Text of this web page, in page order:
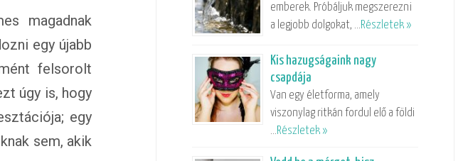
magadnak
egy újabb
felsorolt
úgy is, hogy
egy
sem, akik
emberek. Próbáljuk megszerezni
a legjobb dolgokat, …Részletek »
Kis hazugságaink nagy
csapdája
Van egy életforma, amely
viszonylag ritkán fordul elő a földi
…Részletek »